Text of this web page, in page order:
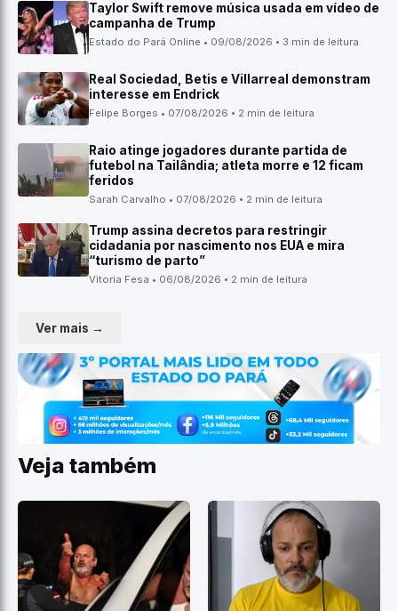
Taylor Swift remove música usada em vídeo de
campanha de Trump
Estado do Pará Online • 09/08/2026 • 3 min de leitura
Real Sociedad, Betis e Villarreal demonstram
interesse em Endrick
Felipe Borges • 07/08/2026 • 2 min de leitura
Raio atinge jogadores durante partida de
futebol na Tailândia; atleta morre e 12 ficam
feridos
Sarah Carvalho • 07/08/2026 • 2 min de leitura
Trump assina decretos para restringir
cidadania por nascimento nos EUA e mira
“turismo de parto”
Vitoria Fesa • 06/08/2026 • 2 min de leitura
Ver mais →
Veja também